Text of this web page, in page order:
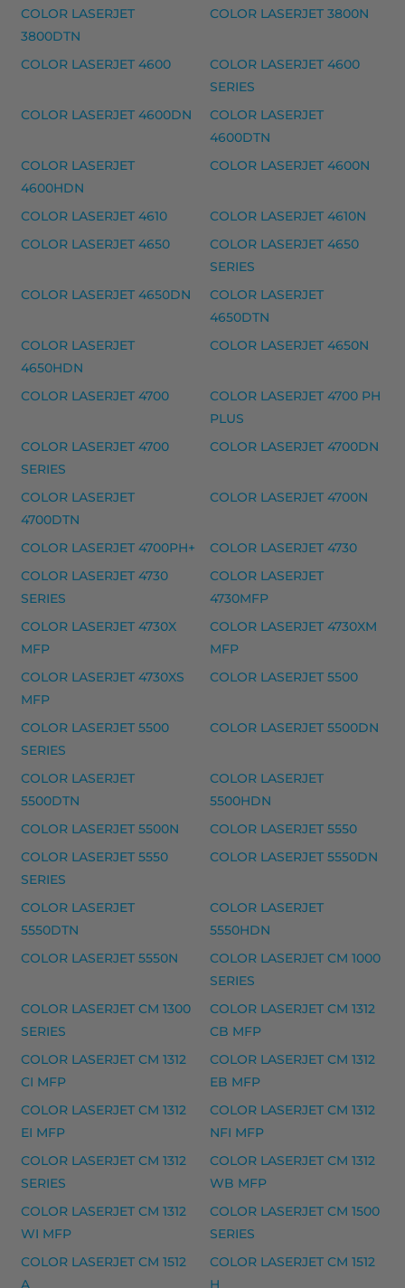
Yhteensopivat tulostimet
HP 15A laserkasetti, musta – tarvike, premium
HP 15A laserkasetti, musta – tarvike, premium
HP 15X laserkasetti, musta – tarvike, premium
HP 15X laserkasetti, musta – tarvike, premium
1200 MICR, 2100 MICR, 2200 MICR, 2200 MICR
HP 15XL mustekasetti, musta – tarvike,
HP 15XL mustekasetti, musta – tarvike, premium
COLOR COPIER 310, COLOR COPIER 610, DESKJET
HP musteet
HP 78XL mustekasetti, kolmivärinen – tarvike,
Yhteensopivat tulostimet
COLOR COPIER 310, COLOR COPIER 610, DESKJET
HP 23 mustekasetti, kolmivärinen – tarvike,
HP 23 mustekasetti, kolmivärinen – tarvike, premium
Yhteensopivat tulostimet
DESKJET 810C, DESKJET 812C, DESKJET 830C,
HP 17 mustekasetti, kolmivärinen – tarvike,
HP 17 mustekasetti, kolmivärinen – tarvike, premium
Yhteensopivat tulostimet
DESKJET 816C, DESKJET 817 C, DESKJET 825C,
HP 45 mustekasetti, musta – tarvike, premium
HP 45 mustekasetti, musta – tarvike, premium
Yhteensopivat tulostimet
DESKJET 830C, DESKJET 832C, FAX 1220, COLOR
HP 16A laserkasetti, musta – tarvike, premium
HP 16A laserkasetti, musta – tarvike, premium
Yhteensopivat tulostimet
HP musteet
HP 17A (CF217A) laserkasetti, musta – tarvike
HP 17X (CF217X) laserkasetti, musta – tarvike,
LASERJET PRO M 100 SERIES, LASERJET PRO M
COLOR LASERJET
3800DTN
COLOR LASERJET 3800N
COLOR LASERJET 4600
COLOR LASERJET 4600
SERIES
COLOR LASERJET 4600DN
COLOR LASERJET
4600DTN
COLOR LASERJET
4600HDN
COLOR LASERJET 4600N
COLOR LASERJET 4610
COLOR LASERJET 4610N
COLOR LASERJET 4650
COLOR LASERJET 4650
SERIES
COLOR LASERJET 4650DN
COLOR LASERJET
4650DTN
COLOR LASERJET
4650HDN
COLOR LASERJET 4650N
COLOR LASERJET 4700
COLOR LASERJET 4700 PH
PLUS
COLOR LASERJET 4700
SERIES
COLOR LASERJET 4700DN
COLOR LASERJET
4700DTN
COLOR LASERJET 4700N
COLOR LASERJET 4700PH+
COLOR LASERJET 4730
COLOR LASERJET 4730
SERIES
COLOR LASERJET
4730MFP
COLOR LASERJET 4730X
MFP
COLOR LASERJET 4730XM
MFP
COLOR LASERJET 4730XS
MFP
COLOR LASERJET 5500
COLOR LASERJET 5500
SERIES
COLOR LASERJET 5500DN
COLOR LASERJET
5500DTN
COLOR LASERJET
5500HDN
COLOR LASERJET 5500N
COLOR LASERJET 5550
COLOR LASERJET 5550
SERIES
COLOR LASERJET 5550DN
COLOR LASERJET
5550DTN
COLOR LASERJET
5550HDN
COLOR LASERJET 5550N
COLOR LASERJET CM 1000
SERIES
COLOR LASERJET CM 1300
SERIES
COLOR LASERJET CM 1312
CB MFP
COLOR LASERJET CM 1312
CI MFP
COLOR LASERJET CM 1312
EB MFP
COLOR LASERJET CM 1312
EI MFP
COLOR LASERJET CM 1312
NFI MFP
COLOR LASERJET CM 1312
SERIES
COLOR LASERJET CM 1312
WB MFP
COLOR LASERJET CM 1312
WI MFP
COLOR LASERJET CM 1500
SERIES
COLOR LASERJET CM 1512
A
COLOR LASERJET CM 1512
H